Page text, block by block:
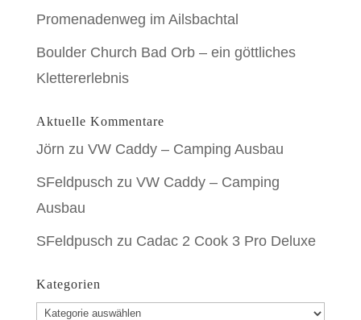
Promenadenweg im Ailsbachtal
Boulder Church Bad Orb – ein göttliches
Klettererlebnis
Aktuelle Kommentare
Jörn zu VW Caddy – Camping Ausbau
SFeldpusch zu VW Caddy – Camping
Ausbau
SFeldpusch zu Cadac 2 Cook 3 Pro Deluxe
Kategorien
Kategorien